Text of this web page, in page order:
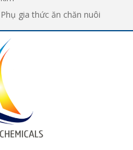
Phụ gia thức ăn chăn nuôi